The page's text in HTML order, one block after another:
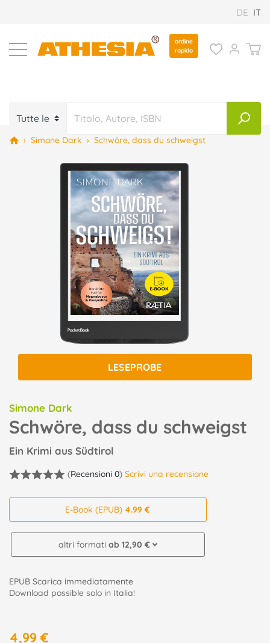
DE IT
ordine
rapido
› Simone Dark › Schwöre, dass du schweigst
LESEPROBE
Simone Dark
Schwöre, dass du schweigst
Ein Krimi aus Südtirol
(Recensioni 0) Scrivi una recensione
E-Book (EPUB) 4.99 €
altri formati ab 12,90 €
EPUB Scarica immediatamente
Download possible solo in Italia!
4,99 €